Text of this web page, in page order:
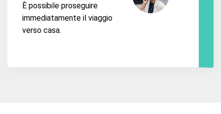
È possibile proseguire
immediatamente il viaggio
verso casa.